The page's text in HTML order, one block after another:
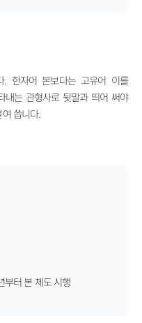
한자어 본보다는 고유어 이를
내는 관형사로 뒷말과 띄어 써야
씁니다.
부터 본 제도 시행